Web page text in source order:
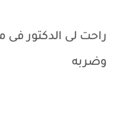
راحت لى الدكتور
وضربه